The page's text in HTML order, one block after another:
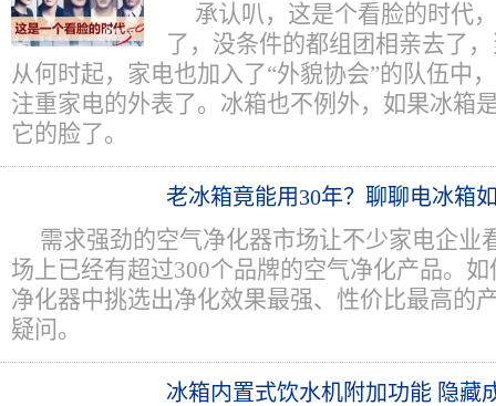
承认叭，这是个看脸的时代
了，没条件的都组团相亲去了
从何时起，家电也加入了“外貌协会”的队伍中
注重家电的外表了。冰箱也不例外，如果冰箱
它的脸了。
老冰箱竟能用30年？聊聊电冰箱
需求强劲的空气净化器市场让不少家电企业
场上已经有超过300个品牌的空气净化产品。
净化器中挑选出净化效果最强、性价比最高的
疑问。
冰箱内置式饮水机附加功能 隐藏